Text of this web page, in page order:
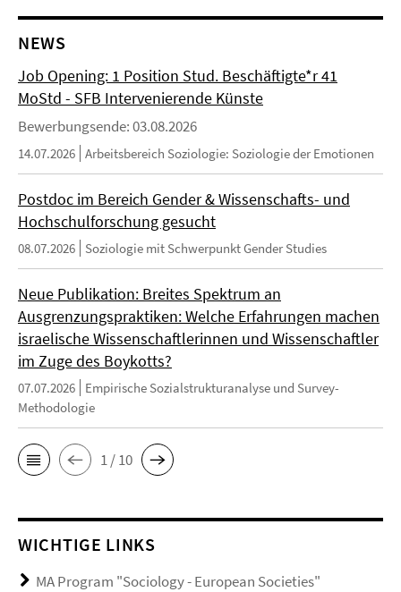
NEWS
Job Opening: 1 Position Stud. Beschäftigte*r 41
MoStd - SFB Intervenierende Künste
Bewerbungsende: 03.08.2026
14.07.2026 Arbeitsbereich Soziologie: Soziologie der Emotionen
Postdoc im Bereich Gender & Wissenschafts- und
Hochschulforschung gesucht
08.07.2026 Soziologie mit Schwerpunkt Gender Studies
Neue Publikation: Breites Spektrum an
Ausgrenzungspraktiken: Welche Erfahrungen machen
israelische Wissenschaftlerinnen und Wissenschaftler
im Zuge des Boykotts?
07.07.2026
Empirische Sozialstrukturanalyse und Survey-
Methodologie
1 / 10
WICHTIGE LINKS
MA Program "Sociology - European Societies"